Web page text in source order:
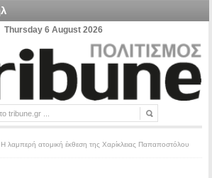
Thursday 6 August 2026
Η λαμπερή ατομική έκθεση της Χαρίκλειας Παπαποστόλου